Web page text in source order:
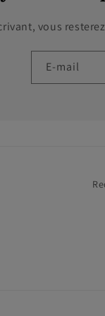
vous
E-mail